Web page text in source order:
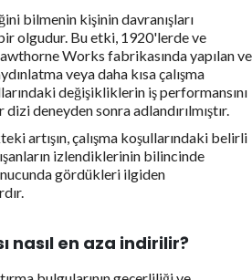
bilmenin kişinin davranışları
olgudur. Bu etki, 1920'lerde ve
Works fabrikasında yapılan ve
veya daha kısa çalışma
değişikliklerin iş performansını
deneyden sonra adlandırılmıştır.
artışın, çalışma koşullarındaki belirli
izlendiklerinin bilincinde
gördükleri ilgiden
nasıl en aza indirilir?